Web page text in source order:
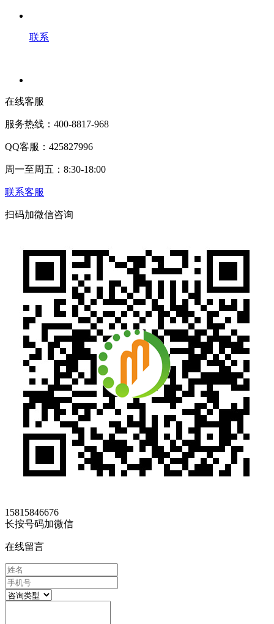
联系
在线客服
服务热线：400-8817-968
QQ客服：425827996
周一至周五：8:30-18:00
联系客服
扫码加微信咨询
15815846676
长按号码加微信
在线留言